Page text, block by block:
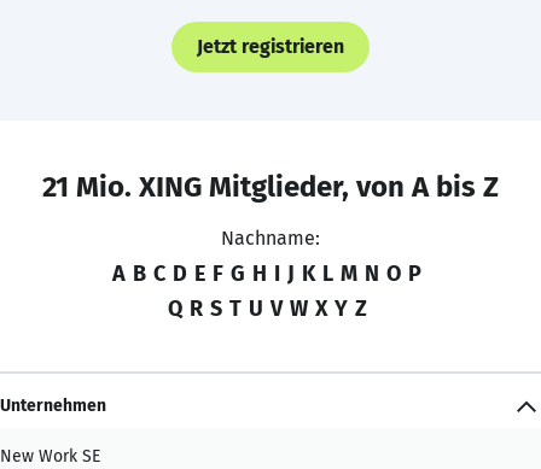
Jetzt registrieren
21 Mio. XING Mitglieder, von A bis Z
Nachname:
A B C D E F G H I J K L M N O P
Q R S T U V W X Y Z
Unternehmen
New Work SE